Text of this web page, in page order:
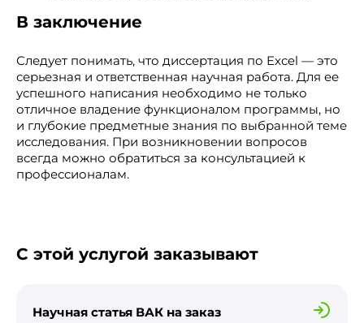
В заключение
Следует понимать, что диссертация по Excel — это
серьезная и ответственная научная работа. Для ее
успешного написания необходимо не только
отличное владение функционалом программы, но
и глубокие предметные знания по выбранной теме
исследования. При возникновении вопросов
всегда можно обратиться за консультацией к
профессионалам.
С этой услугой заказывают
Научная статья ВАК на заказ